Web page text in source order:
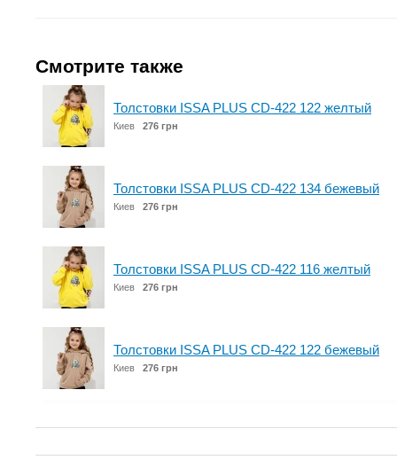
Смотрите также
Толстовки ISSA PLUS CD-422 122 желтый
Киев 276 грн
Толстовки ISSA PLUS CD-422 134 бежевый
Киев 276 грн
Толстовки ISSA PLUS CD-422 116 желтый
Киев 276 грн
Толстовки ISSA PLUS CD-422 122 бежевый
Киев 276 грн